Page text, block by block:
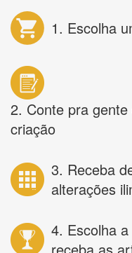
1. Escolha
2. Conte pra
criação
3. Receba
alterações
4. Escolha